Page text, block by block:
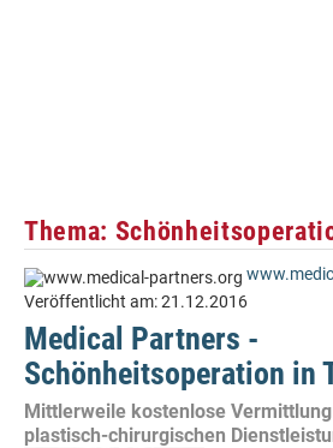
Thema:
Veröffentlicht am:21.12.2016
Medical Partners -
Schönheitsoperation in
Mittlerweile kostenlose
plastisch-chirurgischen